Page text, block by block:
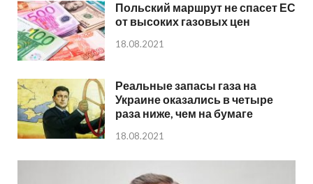
Польский маршрут не спасет ЕС
от высоких газовых цен
18.08.2021
Реальные запасы газа на
Украине оказались в четыре
раза ниже, чем на бумаге
18.08.2021